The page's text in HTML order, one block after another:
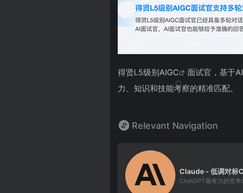
得贤L5级别AIGC 面试官，基于AI
力、知识和技能考察的精准匹配。
Relevant Navigation